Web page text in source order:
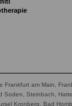
Frankfurt am Main,
Soden, Steinbach,
Kronberg, Bad